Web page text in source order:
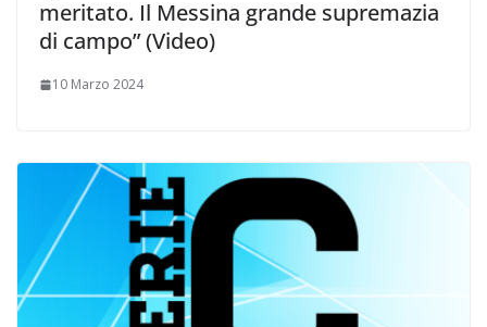
meritato. Il Messina grande supremazia
di campo” (Video)
10 Marzo 2024